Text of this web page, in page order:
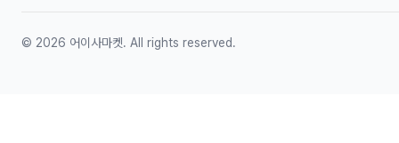
© 2026 어이사마켓. All rights reserved.